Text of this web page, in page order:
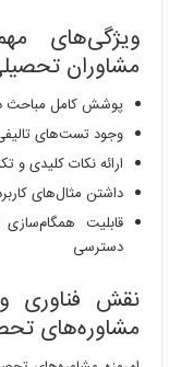
ویژگی‌های
مشاوران
پوشش کامل مباحث
وجود تست‌های
ارائه نکات کلیدی و
داشتن مثال‌های
قابلیت
دسترسی
نقش فناوری
مشاوره‌های